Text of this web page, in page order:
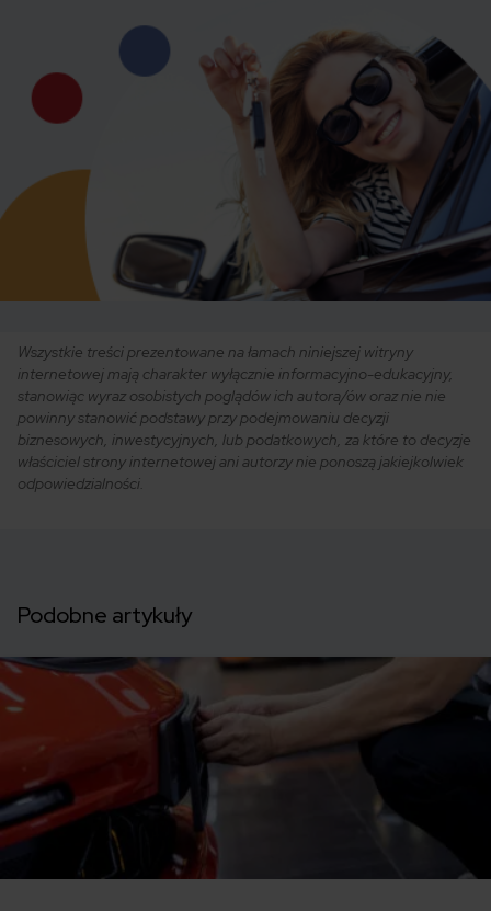
Wszystkie treści prezentowane na łamach niniejszej witryny
internetowej mają charakter wyłącznie informacyjno-edukacyjny,
stanowiąc wyraz osobistych poglądów ich autora/ów oraz nie nie
powinny stanowić podstawy przy podejmowaniu decyzji
biznesowych, inwestycyjnych, lub podatkowych, za które to decyzje
właściciel strony internetowej ani autorzy nie ponoszą jakiejkolwiek
odpowiedzialności.
Podobne artykuły